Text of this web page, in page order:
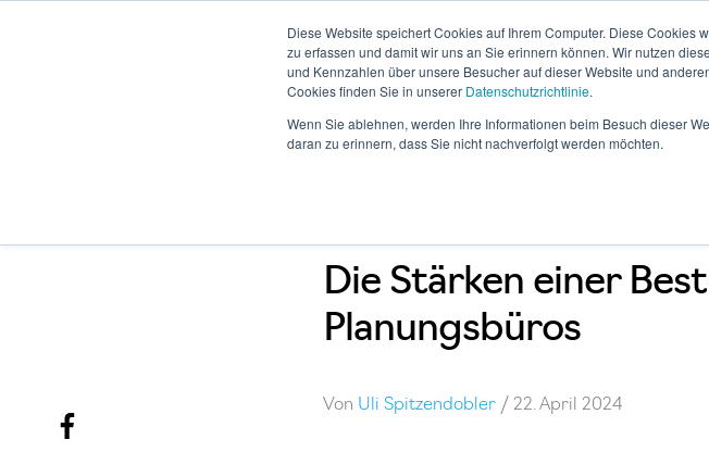
Diese Website speichert Cookies auf Ihrem Computer. Diese Cookies
zu erfassen und damit wir uns an Sie erinnern können. Wir nutzen
und Kennzahlen über unsere Besucher auf dieser Website und
Cookies finden Sie in unserer Datenschutzrichtlinie.
Wenn Sie ablehnen, werden Ihre Informationen beim Besuch dieser
daran zu erinnern, dass Sie nicht nachverfolgt werden möchten.
Business Software Live-Demos
Die Stärken einer
Planungsbüros
Von Uli Spitzendobler / 22. April 2024